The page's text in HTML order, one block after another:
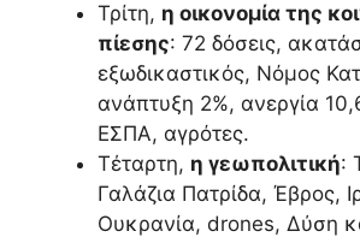
Τρίτη, η οικονομία της
πίεσης: 72 δόσεις,
εξωδικαστικός, Νόμος
ανάπτυξη 2%, ανεργία
ΕΣΠΑ, αγρότες.
Τέταρτη, η γεωπολιτική:
Γαλάζια Πατρίδα, Έβρος,
Ουκρανία, drones, Δύση